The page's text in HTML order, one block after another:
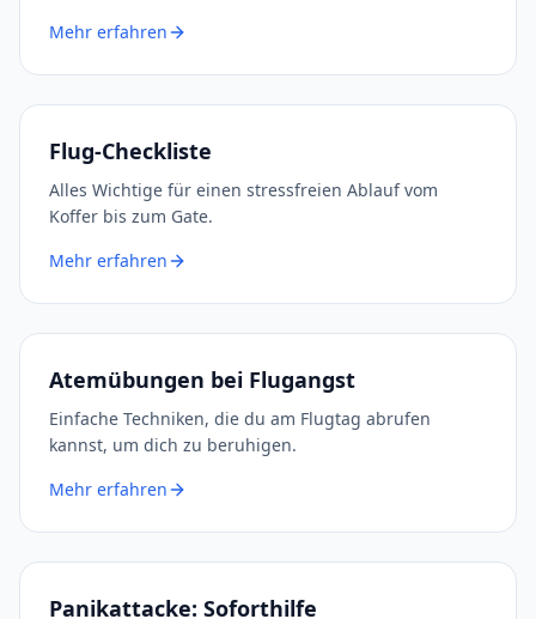
Mehr erfahren
Flug-Checkliste
Alles Wichtige für einen stressfreien Ablauf vom
Koffer bis zum Gate.
Mehr erfahren
Atemübungen bei Flugangst
Einfache Techniken, die du am Flugtag abrufen
kannst, um dich zu beruhigen.
Mehr erfahren
Panikattacke: Soforthilfe